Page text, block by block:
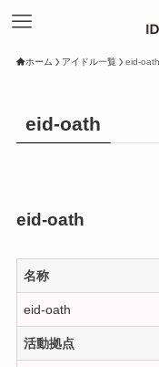
ホーム アイドル一覧 eid-oath
eid-oath
eid-oath
名称
eid-oath
活動拠点